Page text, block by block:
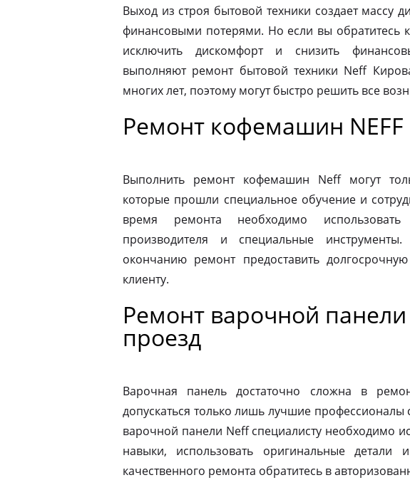
Выход из строя бытовой техники создает массу
финансовыми потерями. Но если вы обратитесь
исключить дискомфорт и снизить
выполняют ремонт бытовой техники Neff
многих лет, поэтому могут быстро решить все
Ремонт кофемашин
Выполнить ремонт кофемашин Neff могут
которые прошли специальное обучение и
время ремонта необходимо
производителя и специальные
окончанию ремонт предоставить
клиенту.
Ремонт варочной панели
проезд
Варочная панель достаточно сложна в
допускаться только лишь лучшие
варочной панели Neff специалисту необходимо
навыки, использовать оригинальные детали
качественного ремонта обратитесь в